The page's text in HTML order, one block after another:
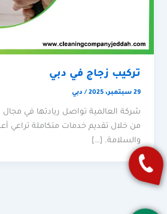
تركيب زجاج في دبي
29 سبتمبر، 2025 / دبي
شركة العالمية تواصل ريادتها في مجال
من خلال تقديم خدمات متكاملة تراعي
والسلامة. […]